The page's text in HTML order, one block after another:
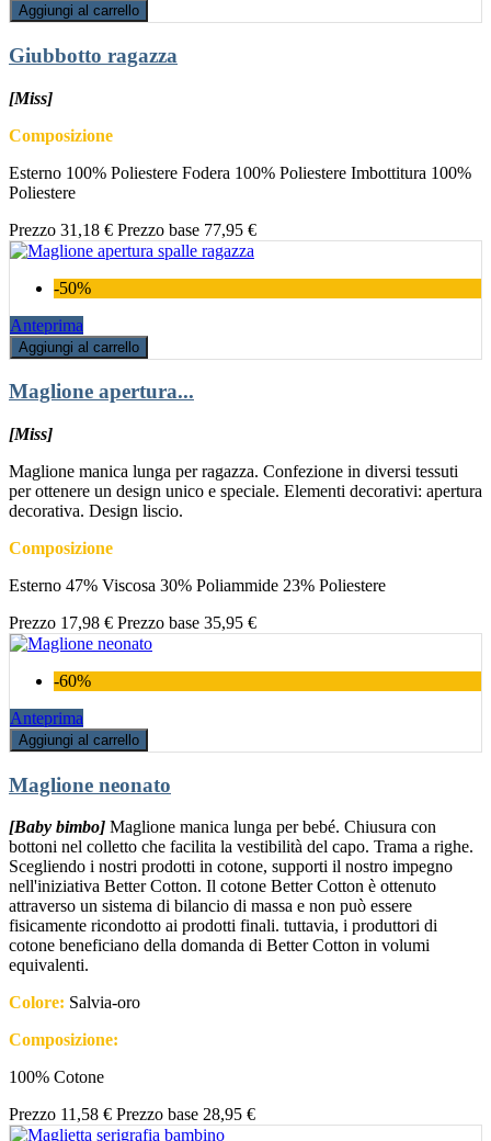
Aggiungi al carrello
Giubbotto ragazza
[Miss]
Composizione
Esterno 100% Poliestere Fodera 100% Poliestere Imbottitura 100%
Poliestere
Prezzo 31,18 € Prezzo base 77,95 €
-50%
Anteprima
Aggiungi al carrello
Maglione apertura...
[Miss]
Maglione manica lunga per ragazza. Confezione in diversi tessuti
per ottenere un design unico e speciale. Elementi decorativi: apertura
decorativa. Design liscio.
Composizione
Esterno 47% Viscosa 30% Poliammide 23% Poliestere
Prezzo 17,98 € Prezzo base 35,95 €
-60%
Anteprima
Aggiungi al carrello
Maglione neonato
[Baby bimbo] Maglione manica lunga per bebé. Chiusura con
bottoni nel colletto che facilita la vestibilità del capo. Trama a righe.
Scegliendo i nostri prodotti in cotone, supporti il nostro impegno
nell'iniziativa Better Cotton. Il cotone Better Cotton è ottenuto
attraverso un sistema di bilancio di massa e non può essere
fisicamente ricondotto ai prodotti finali. tuttavia, i produttori di
cotone beneficiano della domanda di Better Cotton in volumi
equivalenti.
Colore: Salvia-oro
Composizione:
100% Cotone
Prezzo 11,58 € Prezzo base 28,95 €